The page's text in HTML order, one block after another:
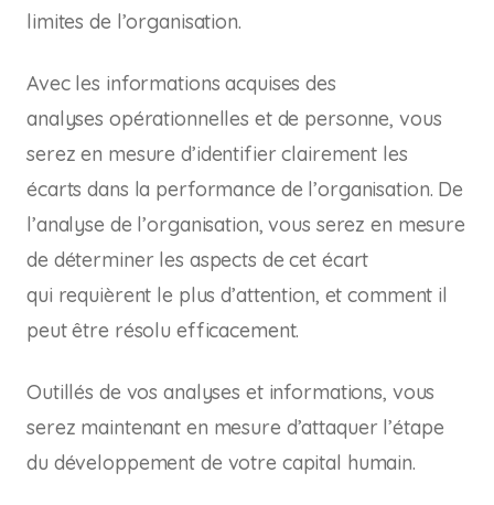
limites de l’organisation.
Avec les informations acquises des
analyses opérationnelles et de personne, vous
serez en mesure d’identifier clairement les
écarts dans la performance de l’organisation. De
l’analyse de l’organisation, vous serez en mesure
de déterminer les aspects de cet écart
qui requièrent le plus d’attention, et comment il
peut être résolu efficacement.
Outillés de vos analyses et informations, vous
serez maintenant en mesure d’attaquer l’étape
du développement de votre capital humain.